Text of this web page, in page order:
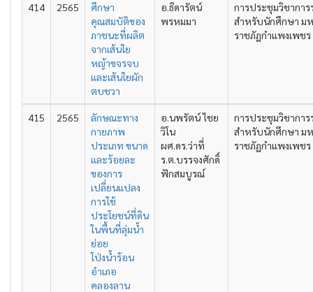
414 2565
ศึกษา
คุณสมบัติของ
ภาชนะที่ผลิต
จากเส้นใย
หญ้าขจรจบ
และเส้นใยผัก
ตบชวา
อ.ธิดารัตน์
พรหมมา
การประชุมวิชากา
สำหรับนักศึกษา ม
ราชภัฏกำแพงเพช
415 2565
ลักษณะทาง
กายภาพ
ประเภท ขนาด
และร้อยละ
ของการ
เปลี่ยนแปลง
การใช้
ประโยชน์ที่ดิน
ในพื้นที่ลุ่มน้ำ
ย่อย
โป่งน้ำร้อน
อำเภอ
คลองลาน
อ.นพรัตน์ ไชย
วิโน
ผศ.ดร.ว่าที่
ร.ต.บรรจงศักดิ์
ฟักสมบูรณ์
การประชุมวิชากา
สำหรับนักศึกษา ม
ราชภัฏกำแพงเพช